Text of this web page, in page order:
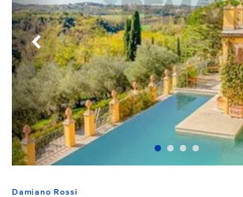
Damiano Rossi